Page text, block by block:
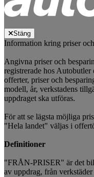
Stäng
Information kring priser
Angivna priser och
registrerade hos
offerter, priser och
modell, år, verkstadens
uppdraget ska utföras.
För att se lägsta möjliga
"Hela landet" väljas i
Definitioner
"FRÅN-PRISER" är det
av uppdrag, från